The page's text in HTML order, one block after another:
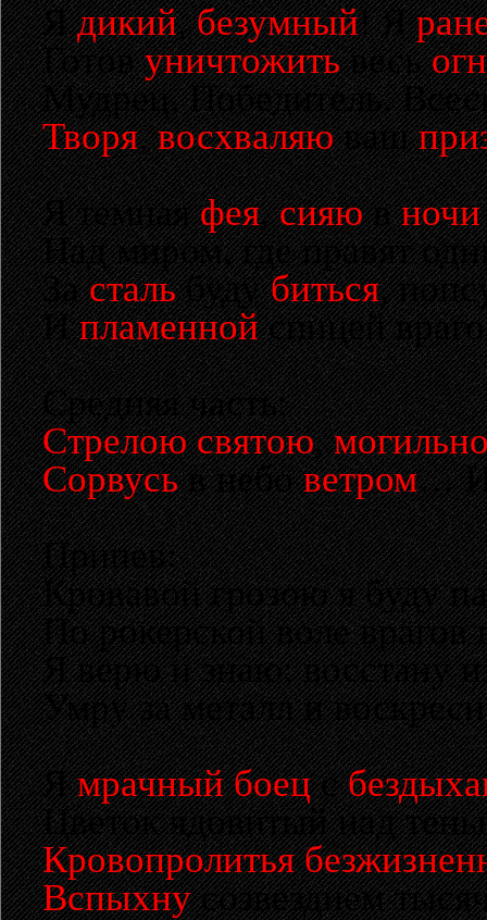
Ядикий,безумный! Я
Готовуничтожитьвесь
Мудрец. Победитель.
Творя,восхваляюваш
Я темнаяфея,сияювночи
Над миром, где правят
Застальбудубиться,
Ипламеннойспицей
Средняя часть:
Стрелою святою,
Сорвусьв небоветром…
Припев:
Кровавой грозою я буду
По рокерской воле врагов
Я верю и знаю: восстану
Умру за металл и
Ямрачный боецс
Цветок ядовитый над
Кровопролитья
Вспыхнусозвездием